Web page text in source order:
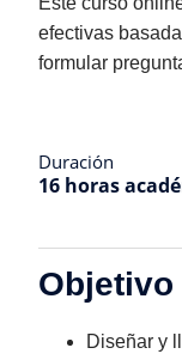
efectivas
formular
Duración
16 horas
Objetivo
Diseñar y